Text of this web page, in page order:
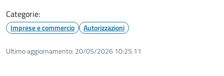
Categorie:
Imprese e commercio Autorizzazioni
Ultimo aggiornamento: 20/05/2026 10:25.11